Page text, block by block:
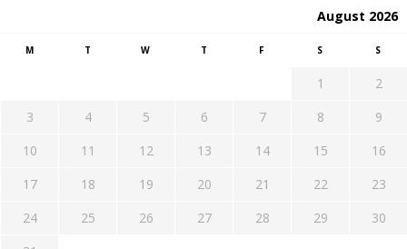
August 2026
M T W T F S S
1
2
3
4 5 6 7 8
9
10
11 12 13 14 15
16
17
18 19 20 21 22
23
24
25 26 27 28 29
30